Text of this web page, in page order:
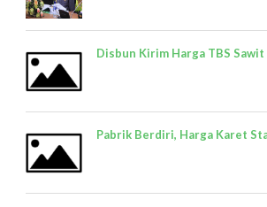
Disbun Kirim Harga TBS Sawit
Pabrik Berdiri, Harga Karet